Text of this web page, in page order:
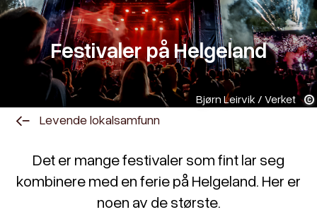
Bjørn Leirvik / Verket
Festivaler på Helgeland
Levende lokalsamfunn
Det er mange festivaler som fint lar seg
kombinere med en ferie på Helgeland. Her er
noen av de største.